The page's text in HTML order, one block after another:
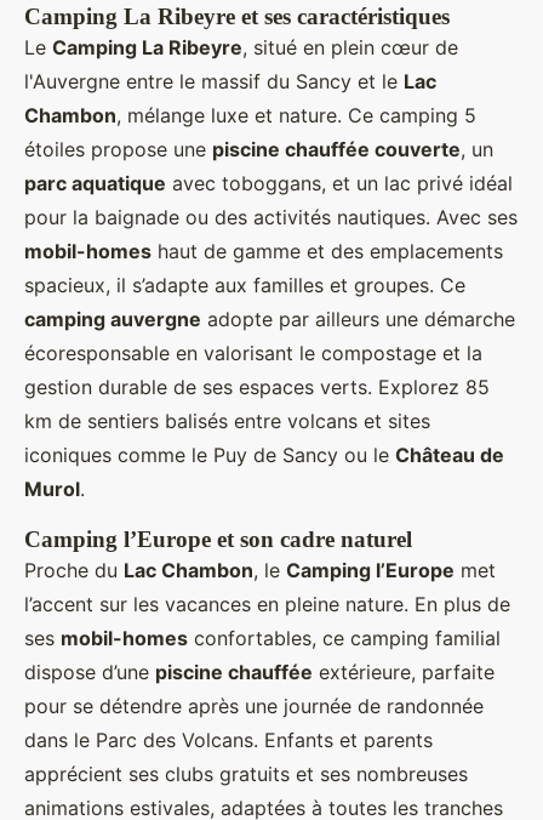
Camping La Ribeyre et ses caractéristiques
Le Camping La Ribeyre, situé en plein cœur de
l'Auvergne entre le massif du Sancy et le Lac
Chambon, mélange luxe et nature. Ce camping 5
étoiles propose une piscine chauffée couverte, un
parc aquatique avec toboggans, et un lac privé idéal
pour la baignade ou des activités nautiques. Avec ses
mobil-homes haut de gamme et des emplacements
spacieux, il s’adapte aux familles et groupes. Ce
camping auvergne adopte par ailleurs une démarche
écoresponsable en valorisant le compostage et la
gestion durable de ses espaces verts. Explorez 85
km de sentiers balisés entre volcans et sites
iconiques comme le Puy de Sancy ou le Château de
Murol.
Camping l’Europe et son cadre naturel
Proche du Lac Chambon, le Camping l’Europe met
l’accent sur les vacances en pleine nature. En plus de
ses mobil-homes confortables, ce camping familial
dispose d’une piscine chauffée extérieure, parfaite
pour se détendre après une journée de randonnée
dans le Parc des Volcans. Enfants et parents
apprécient ses clubs gratuits et ses nombreuses
animations estivales, adaptées à toutes les tranches